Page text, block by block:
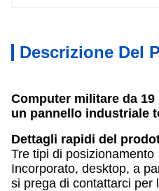
Descrizione Del
Computer militare da
un pannello industriale
Dettagli rapidi del
Tre tipi di posizionamento
Incorporato, desktop, a
si prega di contattarci per